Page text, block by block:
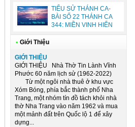
TIỂU SỬ THÁNH CA-
BÀI SỐ 22 THÁNH CA
344: MIỀN VINH HIỂN
• Giới Thiệu
GIỚI THIỆU
GIỚI THIỆU Nhà Thờ Tin Lành Vĩnh
Phước 60 năm lịch sử (1962-2022)
Từ một ngôi nhà thuê ở khu vực
Xóm Bóng, phía bắc thành phố Nha
Trang, một nhóm tín đồ tách khỏi nhà
thờ Nha Trang vào năm 1962 và mua
một mảnh đất trên Quốc lộ 1 để xây
dựng...